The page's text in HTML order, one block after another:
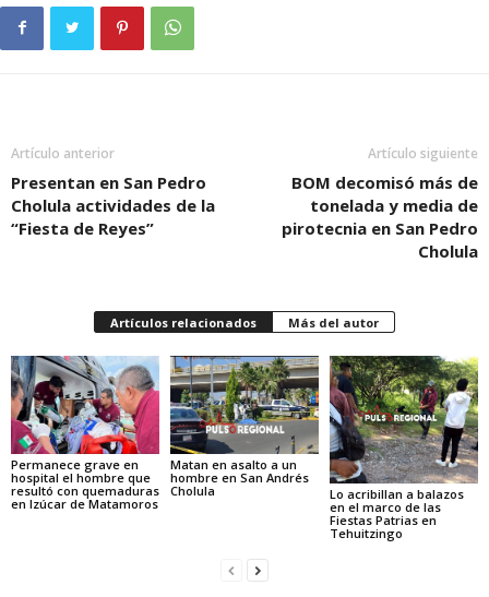
Artículo anterior
Presentan en San Pedro
Cholula actividades de la
“Fiesta de Reyes”
Artículo siguiente
BOM decomisó más de
tonelada y media de
pirotecnia en San Pedro
Cholula
Artículos relacionados Más del autor
Permanece grave en
hospital el hombre que
resultó con quemaduras
en Izúcar de Matamoros
Matan en asalto a un
hombre en San Andrés
Cholula
Lo acribillan a balazos
en el marco de las
Fiestas Patrias en
Tehuitzingo